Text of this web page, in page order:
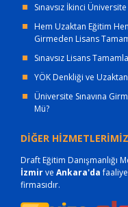
Sınavsız İkinci
Hem Uzaktan Eğitim
Girmeden Lisans
Sınavsız Lisans
YÖK Denkliği ve
Üniversite Sınavına
Mü?
DİĞER HİZMETLERİMİZ
Draft Eğitim Danışmanlığı
İzmirve Ankara'da
firmasıdır.